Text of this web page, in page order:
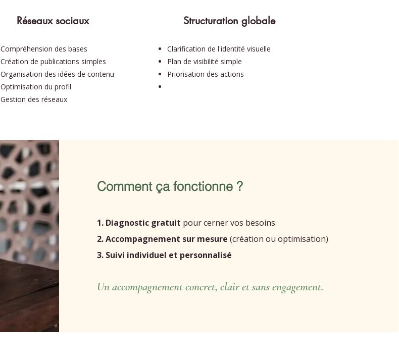
Réseaux sociaux
Compréhension des bases
Création de publications simples
Organisation des idées de contenu
Optimisation du profil
Gestion des réseaux
Structuration globale
Clarification de l'identité visuelle
Plan de visibilité simple
Priorisation des actions
Comment ça fonctionne ?
1. Diagnostic gratuit pour cerner vos besoins
2. Accompagnement sur mesure(création ou optimisation)
3. Suivi individuel et personnalisé
Un accompagnement concret, clair et sans engagement.